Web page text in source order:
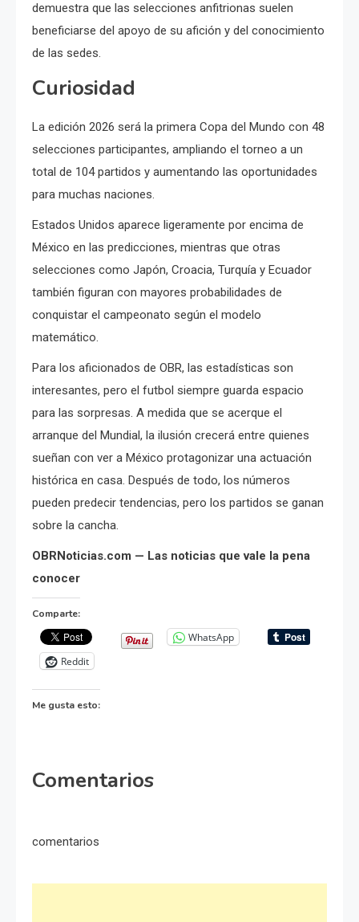
demuestra que las selecciones anfitrionas suelen
beneficiarse del apoyo de su afición y del conocimiento
de las sedes.
Curiosidad
La edición 2026 será la primera Copa del Mundo con 48
selecciones participantes, ampliando el torneo a un
total de 104 partidos y aumentando las oportunidades
para muchas naciones.
Estados Unidos aparece ligeramente por encima de
México en las predicciones, mientras que otras
selecciones como Japón, Croacia, Turquía y Ecuador
también figuran con mayores probabilidades de
conquistar el campeonato según el modelo
matemático.
Para los aficionados de OBR, las estadísticas son
interesantes, pero el futbol siempre guarda espacio
para las sorpresas. A medida que se acerque el
arranque del Mundial, la ilusión crecerá entre quienes
sueñan con ver a México protagonizar una actuación
histórica en casa. Después de todo, los números
pueden predecir tendencias, pero los partidos se ganan
sobre la cancha.
OBRNoticias.com — Las noticias que vale la pena
conocer
Comparte:
WhatsApp
Reddit
Me gusta esto:
Comentarios
comentarios